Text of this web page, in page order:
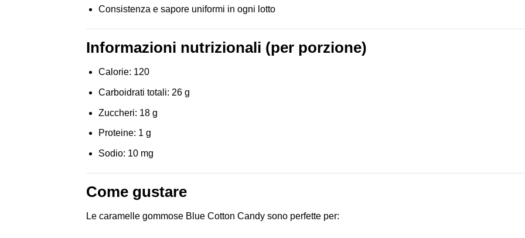
Consistenza e sapore uniformi in ogni lotto
Informazioni nutrizionali (per porzione)
Calorie: 120
Carboidrati totali: 26 g
Zuccheri: 18 g
Proteine: 1 g
Sodio: 10 mg
Come gustare
Le caramelle gommose Blue Cotton Candy sono perfette per: